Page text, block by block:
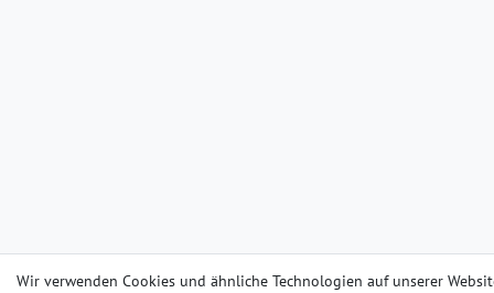
Wir verwenden Cookies und ähnliche Technologien auf unserer